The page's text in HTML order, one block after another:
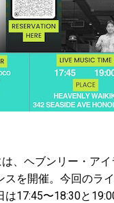
、ヘブンリー・ア
スを開催。今回のラ
は17:45〜18:30と